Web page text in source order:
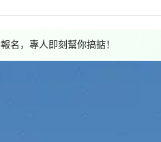
名，專人即刻幫你搞掂！